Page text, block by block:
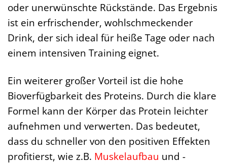
oder unerwünschte Rückstände. Das Ergebnis
ist ein erfrischender, wohlschmeckender
Drink, der sich ideal für heiße Tage oder nach
einem intensiven Training eignet.
Ein weiterer großer Vorteil ist die hohe
Bioverfügbarkeit des Proteins. Durch die klare
Formel kann der Körper das Protein leichter
aufnehmen und verwerten. Das bedeutet,
dass du schneller von den positiven Effekten
profitierst, wie z.B. Muskelaufbau und -